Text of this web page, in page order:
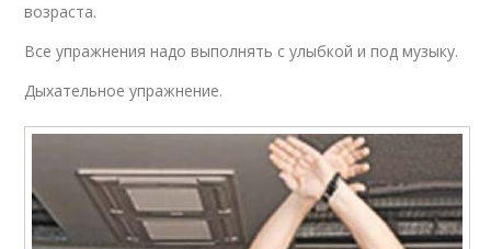
возраста.
Все упражнения надо выполнять с улыбкой и под музыку.
Дыхательное упражнение.